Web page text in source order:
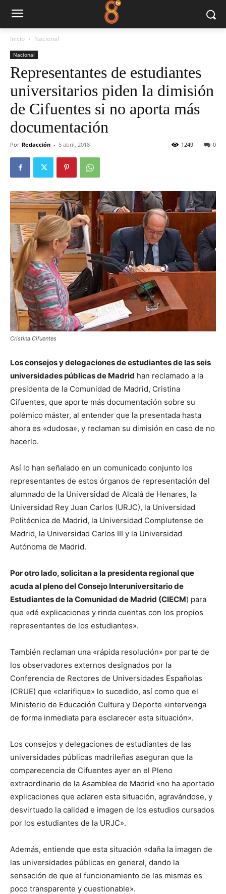
Inicio Nacional
Nacional
Representantes de estudiantes
universitarios piden la dimisión
de Cifuentes si no aporta más
documentación
Por Redacción - 5 abril, 2018 0
1249
Cristina Cifuentes
Los consejos y delegaciones de estudiantes de las seis
universidades públicas de Madrid han reclamado a la
presidenta de la Comunidad de Madrid, Cristina
Cifuentes, que aporte más documentación sobre su
polémico máster, al entender que la presentada hasta
ahora es «dudosa», y reclaman su dimisión en caso de no
hacerlo.
Así lo han señalado en un comunicado conjunto los
representantes de estos órganos de representación del
alumnado de la Universidad de Alcalá de Henares, la
Universidad Rey Juan Carlos (URJC), la Universidad
Politécnica de Madrid, la Universidad Complutense de
Madrid, la Universidad Carlos III y la Universidad
Autónoma de Madrid.
Por otro lado, solicitan a la presidenta regional que
acuda al pleno del Consejo Interuniversitario de
Estudiantes de la Comunidad de Madrid (CIECM) para
que «dé explicaciones y rinda cuentas con los propios
representantes de los estudiantes».
También reclaman una «rápida resolución» por parte de
los observadores externos designados por la
Conferencia de Rectores de Universidades Españolas
(CRUE) que «clarifique» lo sucedido, así como que el
Ministerio de Educación Cultura y Deporte «intervenga
de forma inmediata para esclarecer esta situación».
Los consejos y delegaciones de estudiantes de las
universidades públicas madrileñas aseguran que la
comparecencia de Cifuentes ayer en el Pleno
extraordinario de la Asamblea de Madrid «no ha aportado
explicaciones que aclaren esta situación, agravándose, y
desvirtuado la calidad e imagen de los estudios cursados
por los estudiantes de la URJC».
Además, entiende que esta situación «daña la imagen de
las universidades públicas en general, dando la
sensación de que el funcionamiento de las mismas es
poco transparente y cuestionable».